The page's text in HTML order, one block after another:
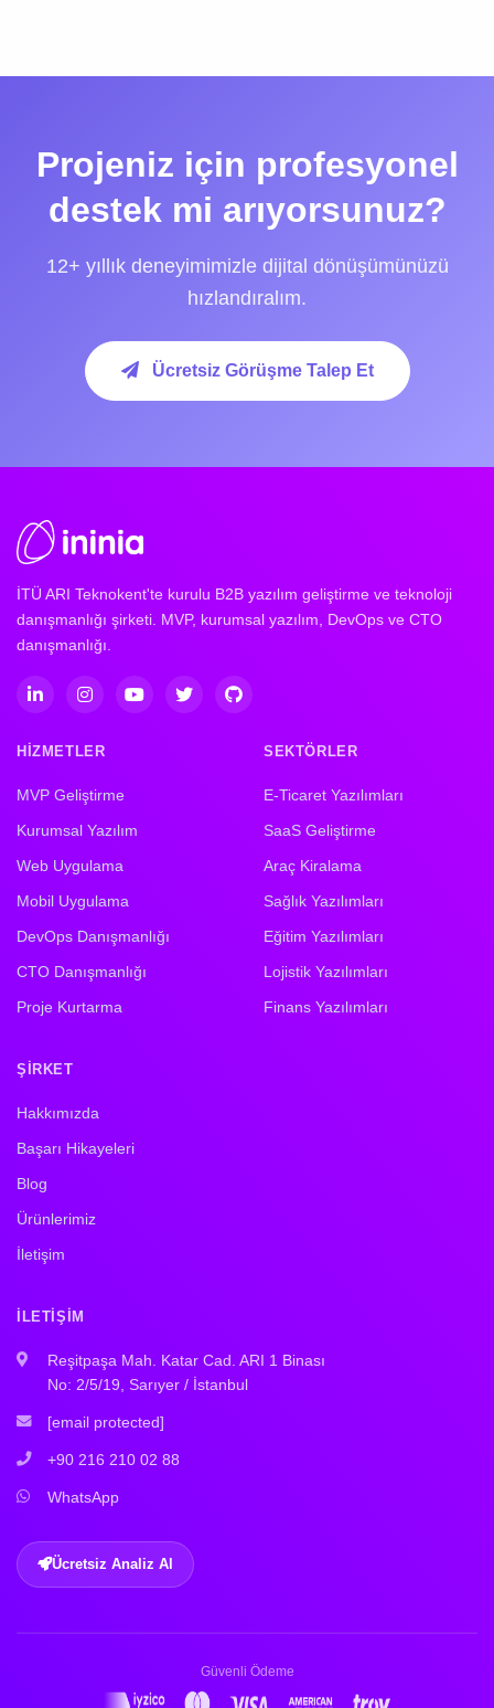
Projeniz için profesyonel
destek mi arıyorsunuz?
12+ yıllık deneyimimizle dijital dönüşümünüzü
hızlandıralım.
Ücretsiz Görüşme Talep Et
İTÜ ARI Teknokent'te kurulu B2B yazılım geliştirme ve teknoloji
danışmanlığı şirketi. MVP, kurumsal yazılım, DevOps ve CTO
danışmanlığı.
HIZMETLER
MVP Geliştirme
Kurumsal Yazılım
Web Uygulama
Mobil Uygulama
DevOps Danışmanlığı
CTO Danışmanlığı
Proje Kurtarma
SEKTÖRLER
E-Ticaret Yazılımları
SaaS Geliştirme
Araç Kiralama
Sağlık Yazılımları
Eğitim Yazılımları
Lojistik Yazılımları
Finans Yazılımları
ŞIRKET
Hakkımızda
Başarı Hikayeleri
Blog
Ürünlerimiz
İletişim
İLETIŞIM
Reşitpaşa Mah. Katar Cad. ARI 1 Binası
No: 2/5/19, Sarıyer / İstanbul
[email protected]
+90 216 210 02 88
WhatsApp
Ücretsiz Analiz Al
Güvenli Ödeme